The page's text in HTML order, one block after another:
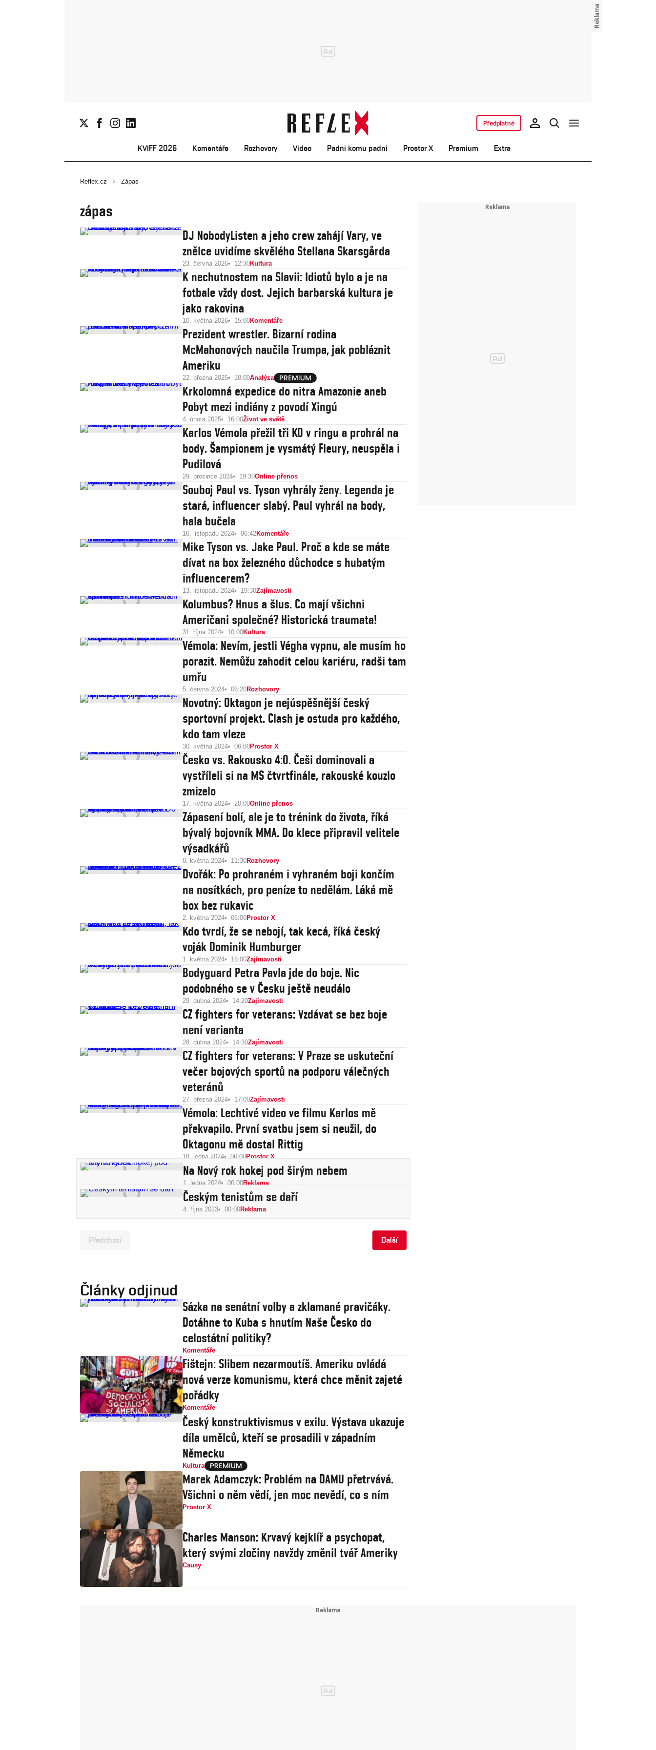
KVIFF 2026 Komentáře Rozhovory Video Padni komu padni Prostor X Premium Extra
Předplatné
Reflex.cz Zápas
zápas
DJ NobodyListen a jeho crew zahájí Vary, ve
znělce uvidíme skvělého Stellana Skarsgårda
23. června 2026 12:30Kultura
K nechutnostem na Slavii: Idiotů bylo a je na
fotbale vždy dost. Jejich barbarská kultura je
jako rakovina
10. května 2026 15:00Komentáře
Prezident wrestler. Bizarní rodina
McMahonových naučila Trumpa, jak pobláznit
Ameriku
22. března 2025 18:00Analýza
Krkolomná expedice do nitra Amazonie aneb
Pobyt mezi indiány z povodí Xingú
4. února 2025 16:00Život ve světě
Karlos Vémola přežil tři KO v ringu a prohrál na
body. Šampionem je vysmátý Fleury, neuspěla i
Pudilová
29. prosince 2024 19:30Online přenos
Souboj Paul vs. Tyson vyhrály ženy. Legenda je
stará, influencer slabý. Paul vyhrál na body,
hala bučela
16. listopadu 2024 06:42Komentáře
Mike Tyson vs. Jake Paul. Proč a kde se máte
dívat na box železného důchodce s hubatým
influencerem?
13. listopadu 2024 19:30Zajímavosti
Kolumbus? Hnus a šlus. Co mají všichni
Američani společné? Historická traumata!
31. října 2024 10:00Kultura
Vémola: Nevím, jestli Végha vypnu, ale musím ho
porazit. Nemůžu zahodit celou kariéru, radši tam
umřu
5. června 2024 06:20Rozhovory
Novotný: Oktagon je nejúspěšnější český
sportovní projekt. Clash je ostuda pro každého,
kdo tam vleze
30. května 2024 06:00Prostor X
Česko vs. Rakousko 4:0. Češi dominovali a
vystříleli si na MS čtvrtfinále, rakouské kouzlo
zmizelo
17. května 2024 20:00Online přenos
Zápasení bolí, ale je to trénink do života, říká
bývalý bojovník MMA. Do klece připravil velitele
výsadkářů
8. května 2024 11:30Rozhovory
Dvořák: Po prohraném i vyhraném boji končím
na nosítkách, pro peníze to nedělám. Láká mě
box bez rukavic
2. května 2024 06:00Prostor X
Kdo tvrdí, že se nebojí, tak kecá, říká český
voják Dominik Humburger
1. května 2024 16:00Zajímavosti
Bodyguard Petra Pavla jde do boje. Nic
podobného se v Česku ještě neudálo
29. dubna 2024 14:20Zajímavosti
CZ fighters for veterans: Vzdávat se bez boje
není varianta
28. dubna 2024 14:30Zajímavosti
CZ fighters for veterans: V Praze se uskuteční
večer bojových sportů na podporu válečných
veteránů
27. března 2024 17:00Zajímavosti
Vémola: Lechtivé video ve filmu Karlos mě
překvapilo. První svatbu jsem si neužil, do
Oktagonu mě dostal Rittig
18. ledna 2024 06:00Prostor X
Na Nový rok hokej pod širým nebem
1. ledna 2024 00:00Reklama
Českým tenistům se daří
4. října 2023 00:00Reklama
Předchozí Další
Články odjinud
Sázka na senátní volby a zklamané pravičáky.
Dotáhne to Kuba s hnutím Naše Česko do
celostátní politiky?
Komentáře
Fištejn: Slibem nezarmoutíš. Ameriku ovládá
nová verze komunismu, která chce měnit zajeté
pořádky
Komentáře
Český konstruktivismus v exilu. Výstava ukazuje
díla umělců, kteří se prosadili v západním
Německu
Kultura
Marek Adamczyk: Problém na DAMU přetrvává.
Všichni o něm vědí, jen moc nevědí, co s ním
Prostor X
Charles Manson: Krvavý kejklíř a psychopat,
který svými zločiny navždy změnil tvář Ameriky
Causy